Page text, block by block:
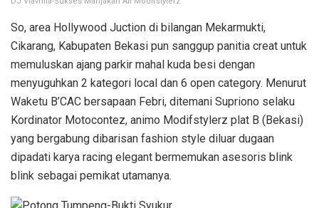
So, area Hollywood Juction di bilangan Mekarmukti,
Cikarang, Kabupaten Bekasi pun sanggup panitia creat untuk
memuluskan ajang parkir mahal kuda besi dengan
menyuguhkan 2 kategori local dan 6 open category. Menurut
Waketu B’CAC bersapaan Febri, ditemani Supriono selaku
Kordinator Motocontez, animo Modifstylerz plat B (Bekasi)
yang bergabung dibarisan fashion style diluar dugaan
dipadati karya racing elegant bermemukan asesoris blink
blink sebagai pemikat utamanya.